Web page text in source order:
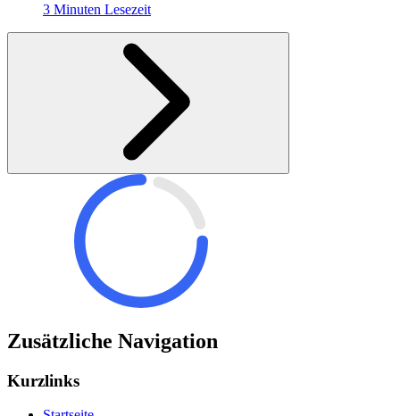
3 Minuten Lesezeit
Zusätzliche Navigation
Kurzlinks